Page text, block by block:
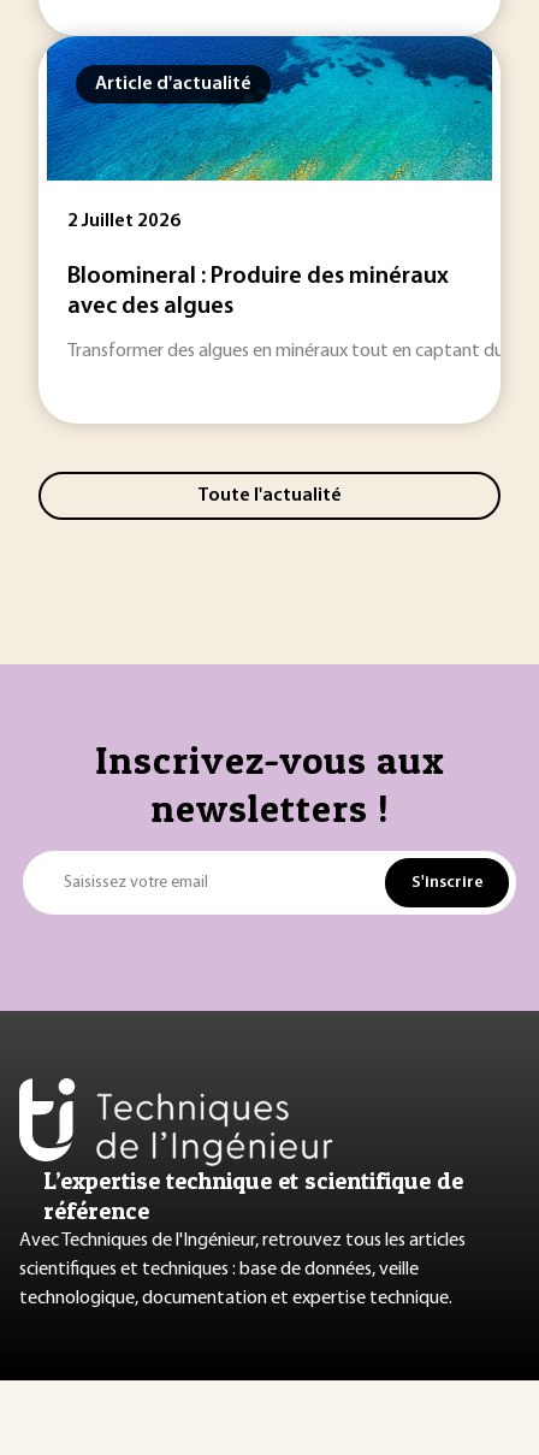
Article d'actualité
2 Juillet 2026
Bloomineral : Produire des minéraux
avec des algues
Transformer des algues en minéraux tout en captant du
Toute l'actualité
Inscrivez-vous aux
newsletters !
Saisissez votre email S'inscrire
L’expertise technique et scientifique de
référence
Avec Techniques de l'Ingénieur, retrouvez tous les articles
scientifiques et techniques : base de données, veille
technologique, documentation et expertise technique.